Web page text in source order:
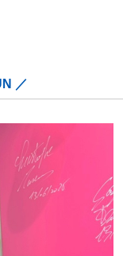
／